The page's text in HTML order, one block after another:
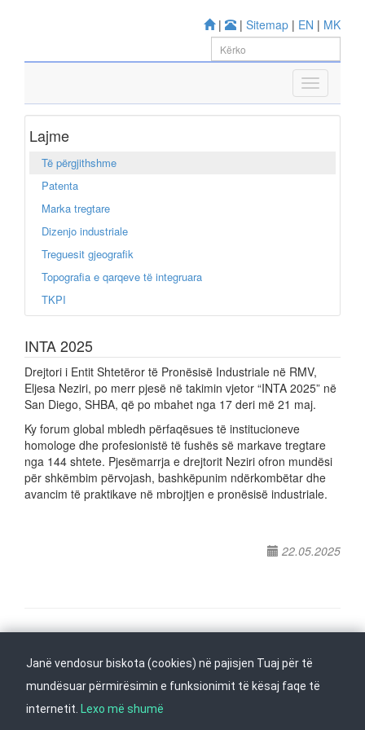
| | Sitemap | EN | MK
Lajme
Të përgjithshme
Patenta
Marka tregtare
Dizenjo industriale
Treguesit gjeografik
Topografia e qarqeve të integruara
TKPI
INTA 2025
Drejtori i Entit Shtetëror të Pronësisë Industriale në RMV,
Eljesa Neziri, po merr pjesë në takimin vjetor “INTA 2025” në
San Diego, SHBA, që po mbahet nga 17 deri më 21 maj.
Ky forum global mbledh përfaqësues të institucioneve
homologe dhe profesionistë të fushës së markave tregtare
nga 144 shtete. Pjesëmarrja e drejtorit Neziri ofron mundësi
për shkëmbim përvojash, bashkëpunim ndërkombëtar dhe
avancim të praktikave në mbrojtjen e pronësisë industriale.
22.05.2025
Kthehu në fillim Na ndiqni në
Janë vendosur biskota (cookies) në pajisjen Tuaj për të
mundësuar përmirësimin e funksionimit të kësaj faqe të
internetit. Lexo më shumë